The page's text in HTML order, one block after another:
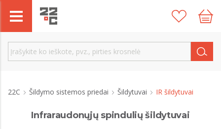
22C Šildymo sistemos priedai Šildytuvai IR šildytuvai
Infraraudonųjų spindulių šildytuvai